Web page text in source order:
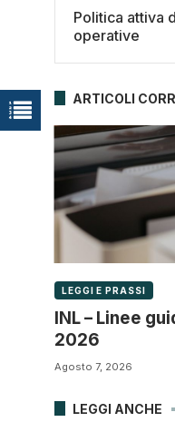
Politica attiva
operative
ARTICOLI
LEGGI E PRASSI
INL – Linee
2026
Agosto 7, 2026
LEGGI ANCHE